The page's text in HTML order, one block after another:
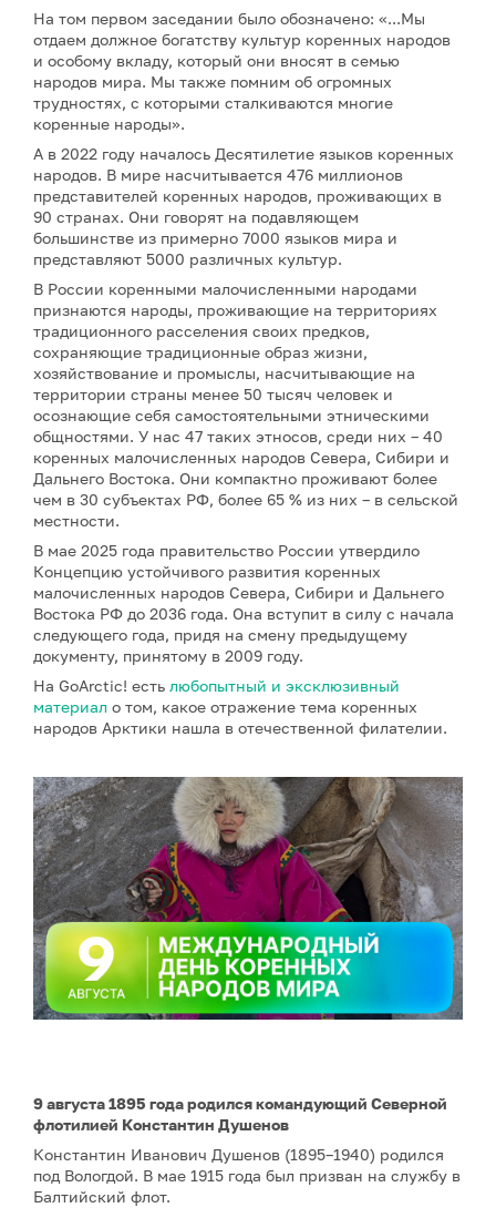
На том первом заседании было обозначено: «...Мы
отдаем должное богатству культур коренных народов
и особому вкладу, который они вносят в семью
народов мира. Мы также помним об огромных
трудностях, с которыми сталкиваются многие
коренные народы».
А в 2022 году началось Десятилетие языков коренных
народов. В мире насчитывается 476 миллионов
представителей коренных народов, проживающих в
90 странах. Они говорят на подавляющем
большинстве из примерно 7000 языков мира и
представляют 5000 различных культур.
В России коренными малочисленными народами
признаются народы, проживающие на территориях
традиционного расселения своих предков,
сохраняющие традиционные образ жизни,
хозяйствование и промыслы, насчитывающие на
территории страны менее 50 тысяч человек и
осознающие себя самостоятельными этническими
общностями. У нас 47 таких этносов, среди них – 40
коренных малочисленных народов Севера, Сибири и
Дальнего Востока. Они компактно проживают более
чем в 30 субъектах РФ, более 65 % из них – в сельской
местности.
В мае 2025 года правительство России утвердило
Концепцию устойчивого развития коренных
малочисленных народов Севера, Сибири и Дальнего
Востока РФ до 2036 года. Она вступит в силу с начала
следующего года, придя на смену предыдущему
документу, принятому в 2009 году.
На GoArctic! есть любопытный и эксклюзивный
материал о том, какое отражение тема коренных
народов Арктики нашла в отечественной филателии.
9 августа 1895 года родился командующий Северной
флотилией Константин Душенов
Константин Иванович Душенов (1895–1940) родился
под Вологдой. В мае 1915 года был призван на службу в
Балтийский флот.